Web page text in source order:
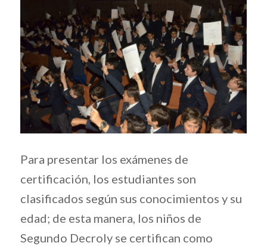
Para presentar los exámenes de
certificación, los estudiantes son
clasificados según sus conocimientos y su
edad; de esta manera, los niños de
Segundo Decroly se certifican como